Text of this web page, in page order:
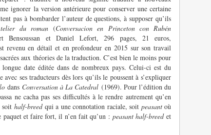
ignorer la version antérieure pour conserver une certaine
pas à bombarder l’auteur de questions, à supposer qu’ils
du roman(Conversacion en Princeton con Rubén
Bensoussan et Daniel Lefort, 296 pages, 21 euros,
revenu en détail et en profondeur en 2015 sur son travail
aux théories de la traduction. C’est bien le moins pour
date éditée dans de nombreux pays. Celui-ci est du
ses traducteurs dès lors qu’ils le poussent à s’expliquer
dans Conversation à La Catedral (1969). Pour l’édition du
ne cacha pas ses difficultés à le rendre autrement qu’en
soit half-breed qui a une connotation raciale, soit peasant où
et faire fort, il n’en fait qu’un : peasant half-breedet